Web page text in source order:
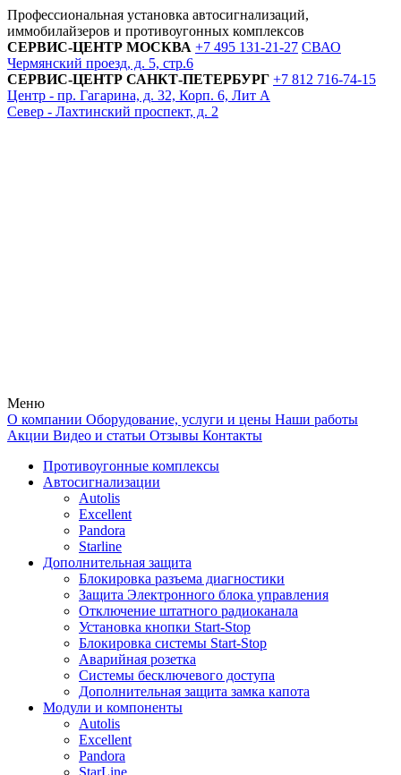
Профессиональная установка автосигнализаций,
иммобилайзеров и противоугонных комплексов
СЕРВИС-ЦЕНТР МОСКВА +7 495 131-21-27 СВАО
Чермянский проезд, д. 5, стр.6
СЕРВИС-ЦЕНТР САНКТ-ПЕТЕРБУРГ +7 812 716-74-15
Центр - пр. Гагарина, д. 32, Корп. 6, Лит А
Север - Лахтинский проспект, д. 2
Меню
О компании Оборудование, услуги и цены Наши работы
Акции Видео и статьи Отзывы Контакты
Противоугонные комплексы
Автосигнализации
Autolis
Excellent
Pandora
Starline
Дополнительная защита
Блокировка разъема диагностики
Защита Электронного блока управления
Отключение штатного радиоканала
Установка кнопки Start-Stop
Блокировка системы Start-Stop
Аварийная розетка
Системы бесключевого доступа
Дополнительная защита замка капота
Модули и компоненты
Autolis
Excellent
Pandora
StarLine